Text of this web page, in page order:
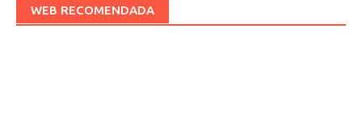
WEB RECOMENDADA